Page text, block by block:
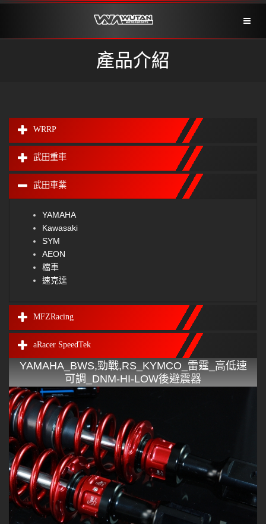
產品介紹
WRRP
武田重車
武田車業
YAMAHA
Kawasaki
SYM
AEON
檔車
速克達
MFZRacing
aRacer SpeedTek
YAMAHA_BWS,勁戰,RS_KYMCO_雷霆_高低速
可調_DNM-HI-LOW後避震器